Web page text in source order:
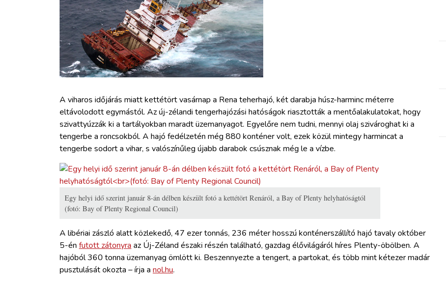
HAJÓZÁS
WEBSHOP
BELÉPÉS
REGISZTRÁCIÓ
A viharos időjárás miatt kettétört vasárnap a Rena teherhajó, két darabja húsz-harminc méterre
eltávolodott egymástól. Az új-zélandi tengerhajózási hatóságok riasztották a mentőalakulatokat, hogy
szivattyúzzák ki a tartályokban maradt üzemanyagot. Egyelőre nem tudni, mennyi olaj szivároghat ki a
tengerbe a roncsokból. A hajó fedélzetén még 880 konténer volt, ezek közül mintegy harmincat a
tengerbe sodort a vihar, s valószínűleg újabb darabok csúsznak még le a vízbe.
Egy helyi idő szerint január 8-án délben készült fotó a kettétört Renáról, a Bay of Plenty helyhatóságtól
(fotó: Bay of Plenty Regional Council)
A libériai zászló alatt közlekedő, 47 ezer tonnás, 236 méter hosszú konténerszállító hajó tavaly október
5-én futott zátonyra az Új-Zéland északi részén található, gazdag élővilágáról híres Plenty-öbölben. A
hajóból 360 tonna üzemanyag ömlött ki. Beszennyezte a tengert, a partokat, és több mint kétezer madár
pusztulását okozta – írja a nol.hu.